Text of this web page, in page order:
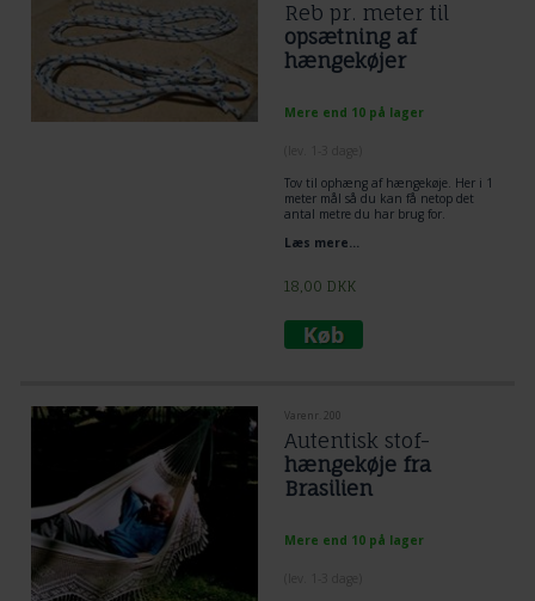
Reb pr. meter til
opsætning af
hængekøjer
Mere end 10 på lager
Tov til ophæng af hængekøje. Her i 1
meter mål så du kan få netop det
antal metre du har brug for.
Læs mere...
18,00 DKK
Varenr. 200
Autentisk stof-
hængekøje fra
Brasilien
Mere end 10 på lager